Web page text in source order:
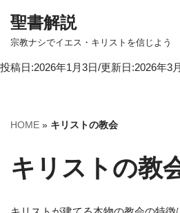
コ
テ
へ
ッ
聖書解説
宗教ナシでイエス・キリストを信じよう
投稿日:2026年1月3日/更新日:2026年3
HOME » キリストの教会
キリストの教